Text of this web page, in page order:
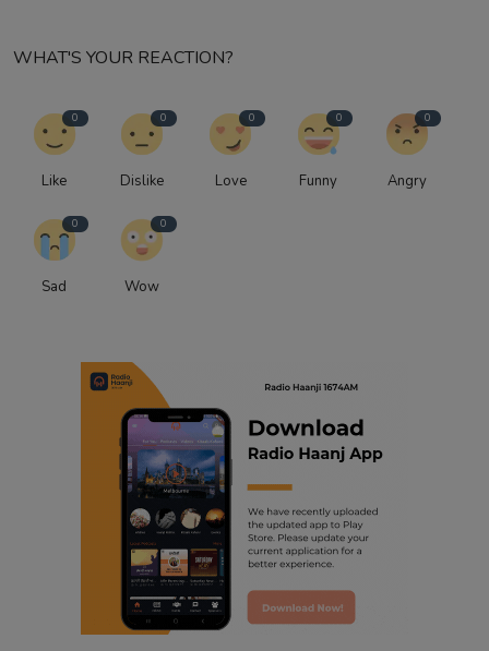
WHAT'S YOUR REACTION?
0
Like
0
Dislike
0
Love
0
Funny
0
Angry
0
Sad
0
Wow